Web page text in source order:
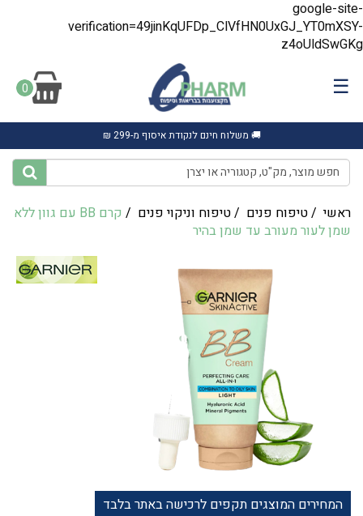
google-site-
verification=49jinKqUFDp_ClVfHN0UxGJ_YT0mXSY-
z4oUldSwGKg
☰
0
🚚 משלוח חינם לנקודת איסוף מ-299 ₪
ראשי /טיפוח פנים /טיפוח וניקוי פנים /
קרם BB עם גוון ללא
שמן לעור מעורב עד שמן בהיר
המחירים המוצגים תקפים לרכישה באתר בלבד